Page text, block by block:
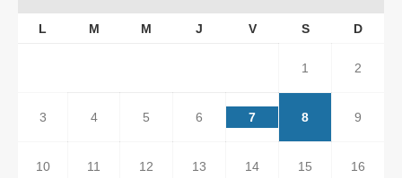
L M M J V S D
1 2
3 4 5 6 7 8 9
10 11 12 13 14 15 16